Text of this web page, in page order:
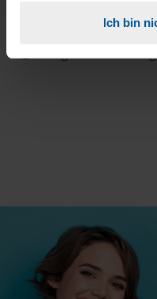
Ich bin